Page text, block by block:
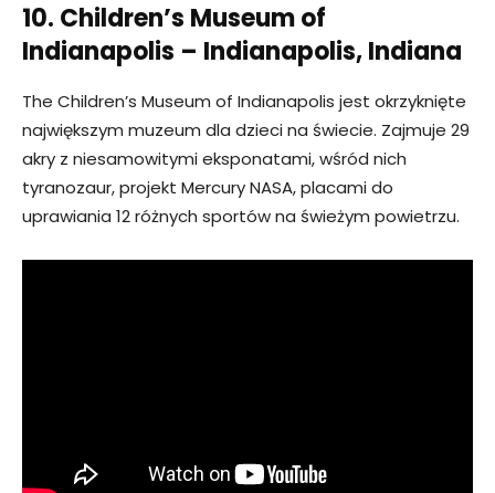
10. Children’s Museum of
Indianapolis – Indianapolis, Indiana
The Children’s Museum of Indianapolis jest okrzyknięte
największym muzeum dla dzieci na świecie. Zajmuje 29
akry z niesamowitymi eksponatami, wśród nich
tyranozaur, projekt Mercury NASA, placami do
uprawiania 12 różnych sportów na świeżym powietrzu.